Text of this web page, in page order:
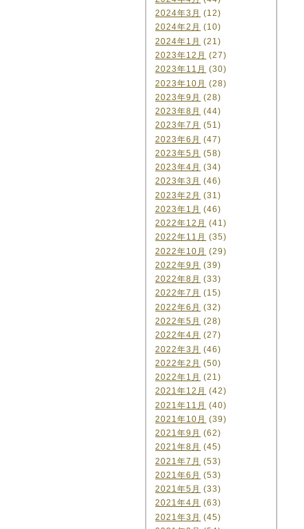
2024年3月 (12)
2024年2月 (10)
2024年1月 (21)
2023年12月 (27)
2023年11月 (30)
2023年10月 (28)
2023年9月 (28)
2023年8月 (44)
2023年7月 (51)
2023年6月 (47)
2023年5月 (58)
2023年4月 (34)
2023年3月 (46)
2023年2月 (31)
2023年1月 (46)
2022年12月 (41)
2022年11月 (35)
2022年10月 (29)
2022年9月 (39)
2022年8月 (33)
2022年7月 (15)
2022年6月 (32)
2022年5月 (28)
2022年4月 (27)
2022年3月 (46)
2022年2月 (50)
2022年1月 (21)
2021年12月 (42)
2021年11月 (40)
2021年10月 (39)
2021年9月 (62)
2021年8月 (45)
2021年7月 (53)
2021年6月 (53)
2021年5月 (33)
2021年4月 (63)
2021年3月 (45)